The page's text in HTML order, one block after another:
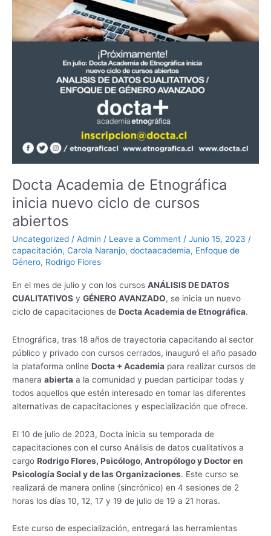
Docta Academia de Etnográfica
inicia nuevo ciclo de cursos
abiertos
Uncategorized / Admin / Leave a Comment / Junio 15, 2023 /
capacitación, Carola Naranjo, doctaacademia, Enfoque de
Género, Rodrigo Flores
En el mes de julio y con los cursos ANÁLISIS DE DATOS
CUALITATIVOS y GÉNERO AVANZADO, se inicia un nuevo
ciclo de capacitaciones de Docta Academia de Etnográfica.
Etnográfica, tras 18 años de trayectoria capacitando al sector
público y privado con cursos cerrados, inauguró el año pasado
la plataforma online Docta + Academia para realizar cursos de
manera abierta a la comunidad y puedan participar todas y
todos aquellos que estén interesado en tomar las diferentes
alternativas de capacitaciones y especialización que ofrece.
El 10 de julio de 2023, Docta inicia su temporada de
capacitaciones con el curso Análisis de datos cualitativos a
cargo Rodrigo Flores, Psicólogo, Antropólogo y Doctor en
Psicología Social y de las Organizaciones. Este curso se
realizará de manera online (sincrónico) en 4 sesiones de 2
horas los días 10, 12, 17 y 19 de julio de 19 a 21 horas.
Este curso de especialización, entregará las herramientas
ciclo
de
cursos
abiertos